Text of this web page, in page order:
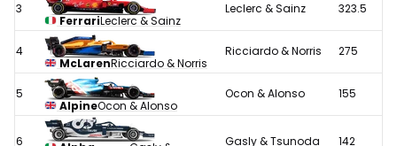
3
FerrariLeclerc & Sainz
Leclerc & Sainz 323.5
4
McLarenRicciardo & Norris
Ricciardo & Norris 275
5
AlpineOcon & Alonso
Ocon & Alonso 155
6 Gasly & Tsunoda 142